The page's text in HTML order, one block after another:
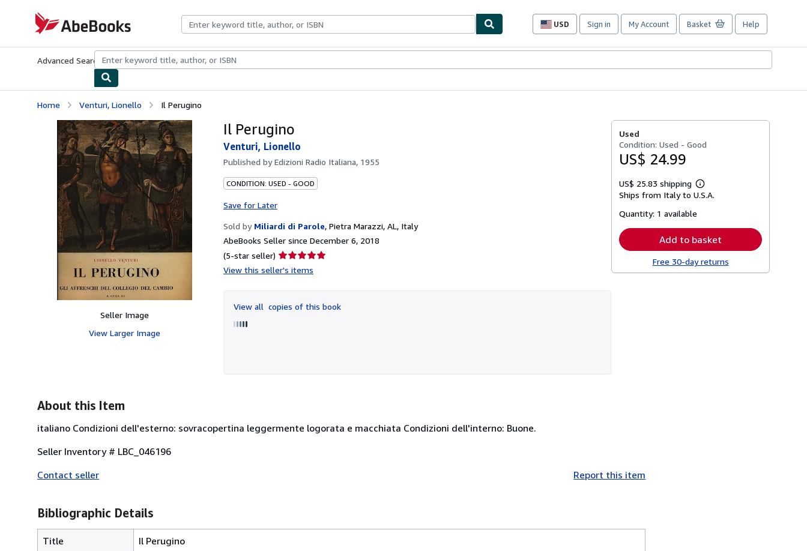
AbeBooks.com
USD
Site
preferences
Sign in My Account Basket Help
Advanced Search Browse CollectionsRare BooksArt & Collectibles
Home Venturi, Lionello Il Perugino
Seller Image
View Larger Image
Il Perugino
Venturi, Lionello
Published byEdizioni Radio Italiana, 1955
CONDITION: USED - GOOD
Save for Later
Sold by Miliardi di Parole, Pietra Marazzi, AL, Italy
AbeBooks Seller since December 6, 2018
(5-star seller) Seller
rating
of
5
View this seller's items
View all copies of this book
Used
Condition: Used - Good
US$ 24.99
US$ 25.83 shipping
Learn
more
Ships from Italy to U.S.A.
Quantity: 1 available
Add to basket
Free 30-day returns
About this Item
italiano Condizioni dell'esterno: sovracopertina leggermente logorata e macchiata Condizioni dell'interno: Buone.
Seller Inventory # LBC_046196
Contact seller
Report this item
Bibliographic Details
Title
Il Perugino